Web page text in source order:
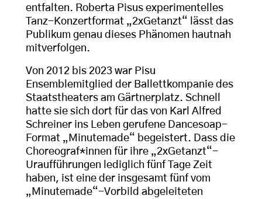
entfalten. Roberta Pisus experimentelles
Tanz-Konzertformat „2xGetanzt“ lässt das
Publikum genau dieses Phänomen hautnah
mitverfolgen.
Von 2012 bis 2023 war Pisu
Ensemblemitglied der Ballettkompanie des
Staatstheaters am Gärtnerplatz. Schnell
hatte sie sich dort für das von Karl Alfred
Schreiner ins Leben gerufene Dancesoap-
Format „Minutemade“ begeistert. Dass die
Choreograf*innen für ihre „2xGetanzt“-
Uraufführungen lediglich fünf Tage Zeit
haben, ist eine der insgesamt fünf vom
„Minutemade“-Vorbild abgeleiteten